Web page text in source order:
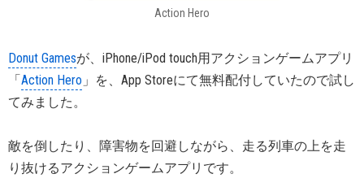
Action Hero
Donut Gamesが、iPhone/iPod touch用アクションゲームアプリ
「Action Hero 」を、App Storeにて無料配付していたので試し
てみました。
敵を倒したり、障害物を回避しながら、走る列車の上を走
り抜けるアクションゲームアプリです。